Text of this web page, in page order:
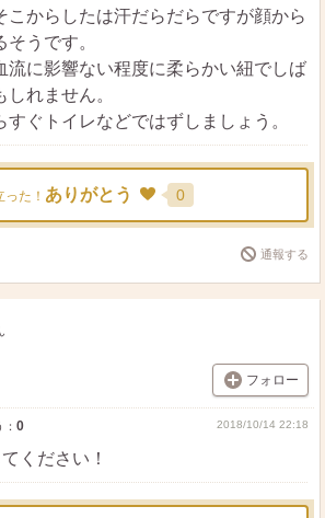
こからしたは汗だらだらですが顔から
うです。
流に影響ない程度に柔らかい紐でしば
れません。
すぐトイレなどではずしましょう。
た！ ありがとう 0
通報する
フォロー
0 2018/10/14 22:18
ください！